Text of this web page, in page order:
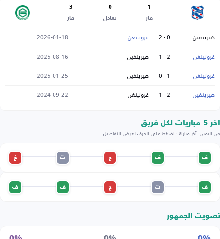
1
فاز
0
تعادل
3
فاز
هيرينفين 0 - 2 غرونينغن
2026-01-18
غرونينغن
2 - 1 هيرينفين
2025-08-16
غرونينغن
1 - 0 هيرينفين
2025-01-25
هيرينفين
2 - 1 غرونينغن 2024-09-22
اخر 5 مباريات لكل فريق
من اليمين: آخر مباراة · اضغط على الحرف لعرض التفاصيل
ف ف خ ت خ
ف ت خ ف ف
تصويت الجمهور